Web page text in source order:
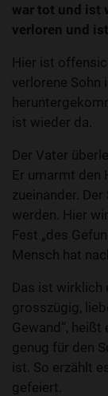
war tot und ist
verloren und
Hier ist
verlorene Sohn
ist wieder da.
Der Vater
Er umarmt den
zueinander.
werden. Hier
Fest „des
Mensch hat
Das ist wirklich
grosszügig,
Gewand“,
genug für den
ist. So erzählt
gefeiert.